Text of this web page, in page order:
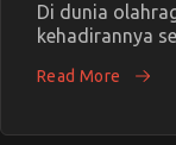
Di dunia
kehadirannya
Read More